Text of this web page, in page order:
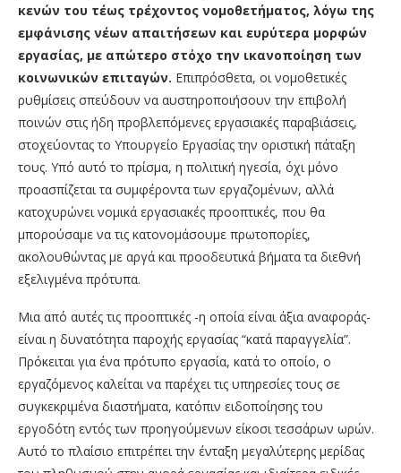
κενών του τέως τρέχοντος νομοθετήματος, λόγω της
εμφάνισης νέων απαιτήσεων και ευρύτερα μορφών
εργασίας, με απώτερο στόχο την ικανοποίηση των
κοινωνικών επιταγών. Επιπρόσθετα, οι νομοθετικές
ρυθμίσεις σπεύδουν να αυστηροποιήσουν την επιβολή
ποινών στις ήδη προβλεπόμενες εργασιακές παραβιάσεις,
στοχεύοντας το Υπουργείο Εργασίας την οριστική πάταξη
τους. Υπό αυτό το πρίσμα, η πολιτική ηγεσία, όχι μόνο
προασπίζεται τα συμφέροντα των εργαζομένων, αλλά
κατοχυρώνει νομικά εργασιακές προοπτικές, που θα
μπορούσαμε να τις κατονομάσουμε πρωτοπορίες,
ακολουθώντας με αργά και προοδευτικά βήματα τα διεθνή
εξελιγμένα πρότυπα.
Μια από αυτές τις προοπτικές -η οποία είναι άξια αναφοράς-
είναι η δυνατότητα παροχής εργασίας “κατά παραγγελία”.
Πρόκειται για ένα πρότυπο εργασία, κατά το οποίο, ο
εργαζόμενος καλείται να παρέχει τις υπηρεσίες τους σε
συγκεκριμένα διαστήματα, κατόπιν ειδοποίησης του
εργοδότη εντός των προηγούμενων είκοσι τεσσάρων ωρών.
Αυτό το πλαίσιο επιτρέπει την ένταξη μεγαλύτερης μερίδας